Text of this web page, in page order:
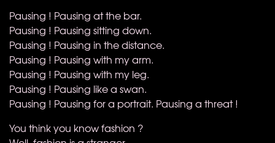
Pausing ! Pausing at the bar.
Pausing ! Pausing sitting down.
Pausing ! Pausing in the distance.
Pausing ! Pausing with my arm.
Pausing ! Pausing with my leg.
Pausing ! Pausing like a swan.
Pausing ! Pausing for a portrait. Pausing a threat !
You think you know fashion ?